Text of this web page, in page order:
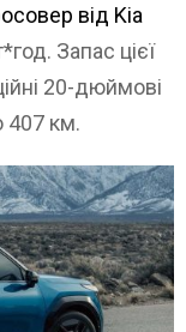
від Kia
Запас цієї
20-дюймові
407 км.